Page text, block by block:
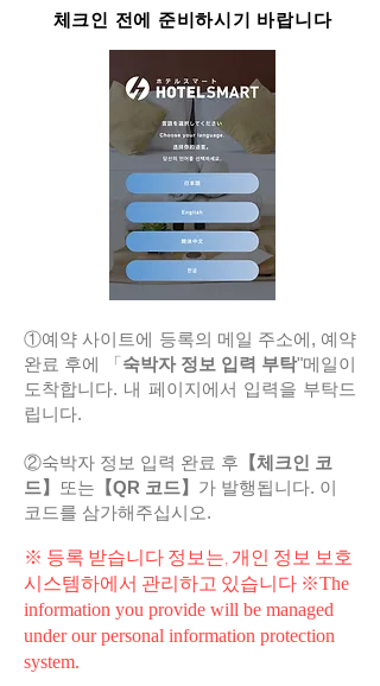
​체크인 전에 준비하시기 바랍니다
①예약 사이트에 등록의 메일 주소에, 예약
완료 후에 「숙박자 정보 입력 부탁"메일이
도착합니다. ​ 내 페이지에서 입력을 부탁드
립니다.
②숙박자 정보 입력 완료 후 【체크인 코
드】
또는 【QR 코드】 가 발행됩니다. 이
코드를 삼가해주십시오.
※​ 등록 받습니다 정보는, 개인 정보 보호
시스템하에서 관리하고 있습니다 ※The
information you provide will be managed
under our personal information protection
system.